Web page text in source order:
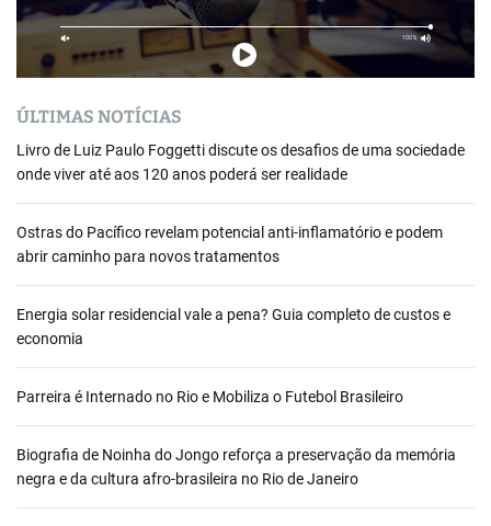
ÚLTIMAS NOTÍCIAS
Livro de Luiz Paulo Foggetti discute os desafios de uma sociedade
onde viver até aos 120 anos poderá ser realidade
Ostras do Pacífico revelam potencial anti-inflamatório e podem
abrir caminho para novos tratamentos
Energia solar residencial vale a pena? Guia completo de custos e
economia
Parreira é Internado no Rio e Mobiliza o Futebol Brasileiro
Biografia de Noinha do Jongo reforça a preservação da memória
negra e da cultura afro-brasileira no Rio de Janeiro